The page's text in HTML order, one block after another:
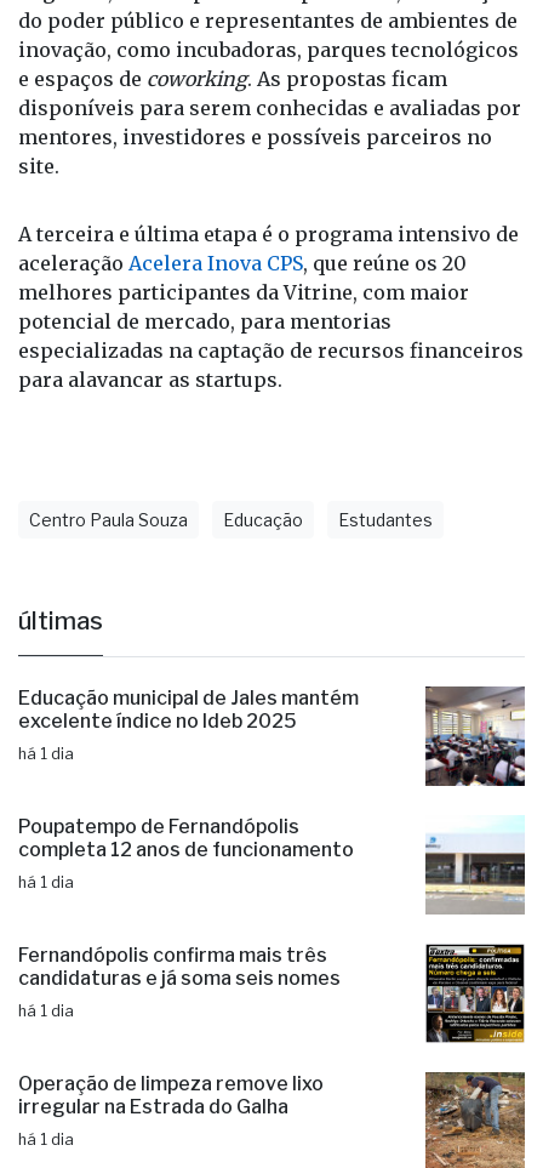
do poder público e representantes de ambientes de
inovação, como incubadoras, parques tecnológicos
e espaços de coworking. As propostas ficam
disponíveis para serem conhecidas e avaliadas por
mentores, investidores e possíveis parceiros no
site.
A terceira e última etapa é o programa intensivo de
aceleração Acelera Inova CPS, que reúne os 20
melhores participantes da Vitrine, com maior
potencial de mercado, para mentorias
especializadas na captação de recursos financeiros
para alavancar as startups.
Centro Paula Souza Educação Estudantes
últimas
Educação municipal de Jales mantém
excelente índice no Ideb 2025
há 1 dia
Poupatempo de Fernandópolis
completa 12 anos de funcionamento
há 1 dia
Fernandópolis confirma mais três
candidaturas e já soma seis nomes
há 1 dia
Operação de limpeza remove lixo
irregular na Estrada do Galha
há 1 dia